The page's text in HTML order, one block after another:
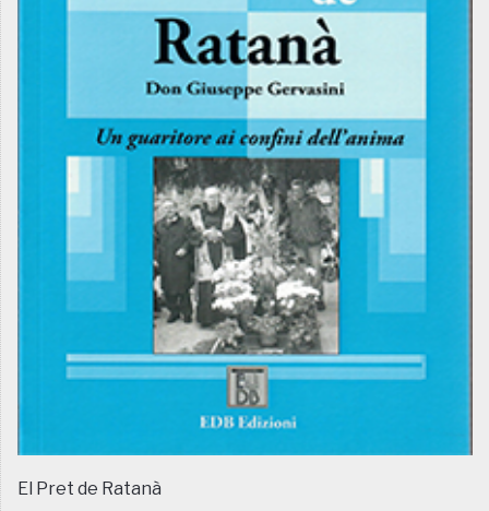
El Pret de Ratanà